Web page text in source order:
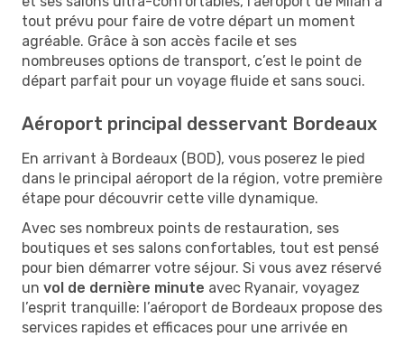
tout prévu pour faire de votre départ un moment
agréable. Grâce à son accès facile et ses
nombreuses options de transport, c’est le point de
départ parfait pour un voyage fluide et sans souci.
Aéroport principal desservant Bordeaux
En arrivant à Bordeaux (BOD), vous poserez le pied
dans le principal aéroport de la région, votre première
étape pour découvrir cette ville dynamique.
Avec ses nombreux points de restauration, ses
boutiques et ses salons confortables, tout est pensé
pour bien démarrer votre séjour. Si vous avez réservé
un vol de dernière minute avec Ryanair, voyagez
l’esprit tranquille: l’aéroport de Bordeaux propose des
services rapides et efficaces pour une arrivée en